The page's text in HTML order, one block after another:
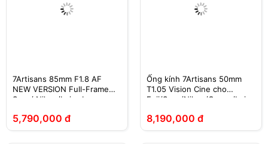
7Artisans 85mm F1.8 AF
NEW VERSION Full-Frame
Sony/ Nikon/Leica L
5,790,000 đ
Ống kính 7Artisans 50mm
T1.05 Vision Cine cho
Fuji/Sony/Nikon/Canon/Leica
8,190,000 đ